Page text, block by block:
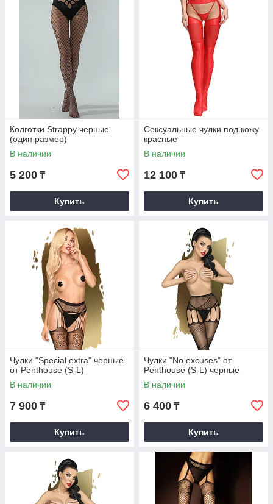
Колготки Strappy черные
(один размер)
В наличии
5 200 ₸
Купить
Сексуальные чулки под кожу
красные
В наличии
12 100 ₸
Купить
Чулки "Special extra" черные
от Penthouse (S-L)
В наличии
7 900 ₸
Купить
Чулки "No excuses" от
Penthouse (S-L) черные
В наличии
6 400 ₸
Купить